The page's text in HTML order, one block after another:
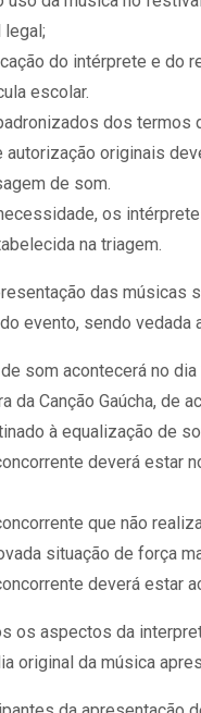
do intérprete e do
escolar.
dos
autorização originais
de som.
os
na triagem.
das músicas
evento, sendo vedada
som acontecerá no
da Canção Gaúcha, de
à equalização de
deverá estar
que não
situação de força
deverá estar
os aspectos da
original da música